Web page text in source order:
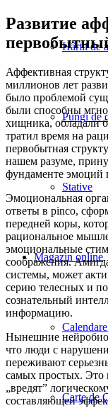
Hârtii de
Pungi de
Stative
Magazin online
Carte de
Развитие
Аффективная
миллионов лет
было проблемой
были способны
хищника, обладали
тратил время на
первобытная
нашем разуме,
фундаменте эмоций
Эмоциональная
ответы в pinco,
передней коры,
рациональное
эмоциональные
соображения.
системы, может
серию телесных и
сознательный
информацию.
Нынешние
что люди с
переживают
самых простых. Это
„вредят”
составляющей